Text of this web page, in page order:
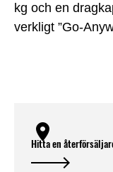
kg och en
verkligt ”Go-
Hitta en